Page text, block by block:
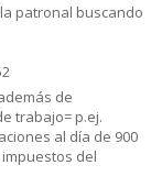
patronal buscando
de
trabajo= p.ej.
al día de 900
del